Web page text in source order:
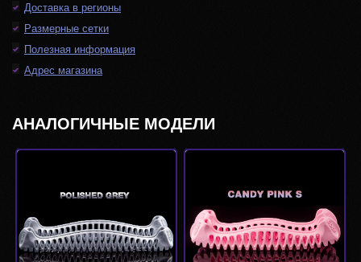
Доставка в регионы
Размерные сетки
Полезная информация
Адрес магазина
АНАЛОГИЧНЫЕ МОДЕЛИ